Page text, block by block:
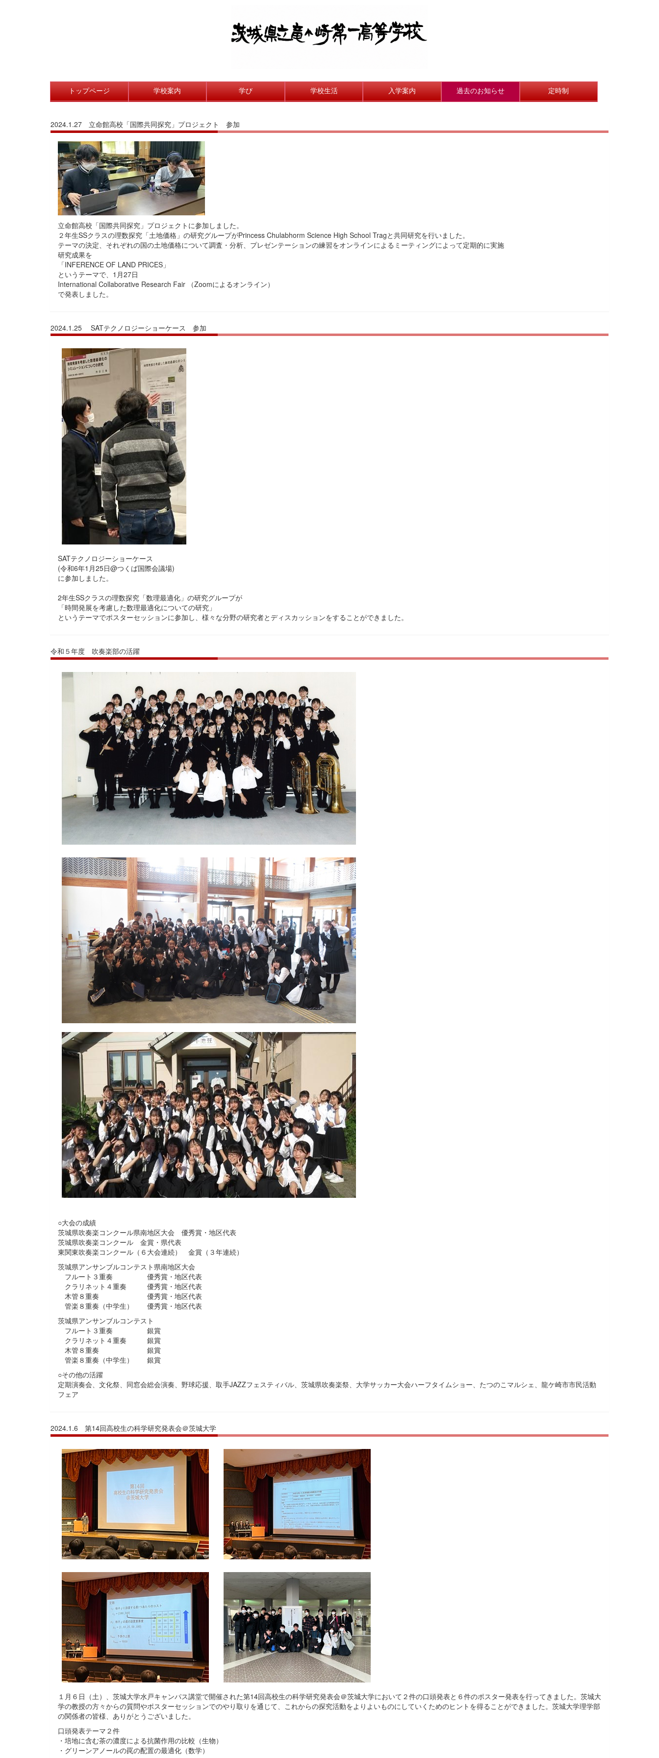
トップページ 学校案内 学び 学校生活 入学案内 過去のお知らせ 定時制
2024.1.27 立命館高校「国際共同探究」プロジェクト 参加
立命館高校「国際共同探究」プロジェクトに参加しました。
２年生SSクラスの理数探究「土地価格」の研究グループがPrincess Chulabhorm Science High School Tragと共同研究を行いました。
テーマの決定、それぞれの国の土地価格について調査・分析、プレゼンテーションの練習をオンラインによるミーティングによって定期的に実施
研究成果を
「INFERENCE OF LAND PRICES」
というテーマで、1月27日
International Collaborative Research Fair （Zoomによるオンライン）
で発表しました。
2024.1.25 SATテクノロジーショーケース 参加
SATテクノロジーショーケース
(令和6年1月25日@つくば国際会議場)
に参加しました。
2年生SSクラスの理数探究「数理最適化」の研究グループが
「時間発展を考慮した数理最適化についての研究」
というテーマでポスターセッションに参加し、様々な分野の研究者とディスカッションをすることができました。
令和５年度 吹奏楽部の活躍
○大会の成績
茨城県吹奏楽コンクール県南地区大会 優秀賞・地区代表
茨城県吹奏楽コンクール 金賞・県代表
東関東吹奏楽コンクール（６大会連続） 金賞（３年連続）
茨城県アンサンブルコンテスト県南地区大会
フルート３重奏 優秀賞・地区代表
クラリネット４重奏 優秀賞・地区代表
木管８重奏 優秀賞・地区代表
管楽８重奏（中学生） 優秀賞・地区代表
茨城県アンサンブルコンテスト
フルート３重奏 銀賞
クラリネット４重奏 銀賞
木管８重奏 銀賞
管楽８重奏（中学生） 銀賞
○その他の活躍
定期演奏会、文化祭、同窓会総会演奏、野球応援、取手JAZZフェスティバル、茨城県吹奏楽祭、大学サッカー大会ハーフタイムショー、たつのこマルシェ、龍ケ崎市市民活動
フェア
2024.1.6 第14回高校生の科学研究発表会＠茨城大学
１月６日（土）、茨城大学水戸キャンパス講堂で開催された第14回高校生の科学研究発表会＠茨城大学において２件の口頭発表と６件のポスター発表を行ってきました。茨城大
学の教授の方々からの質問やポスターセッションでのやり取りを通じて、これからの探究活動をよりよいものにしていくためのヒントを得ることができました。茨城大学理学部
の関係者の皆様、ありがとうございました。
口頭発表テーマ２件
・培地に含む茶の濃度による抗菌作用の比較（生物）
・グリーンアノールの罠の配置の最適化（数学）